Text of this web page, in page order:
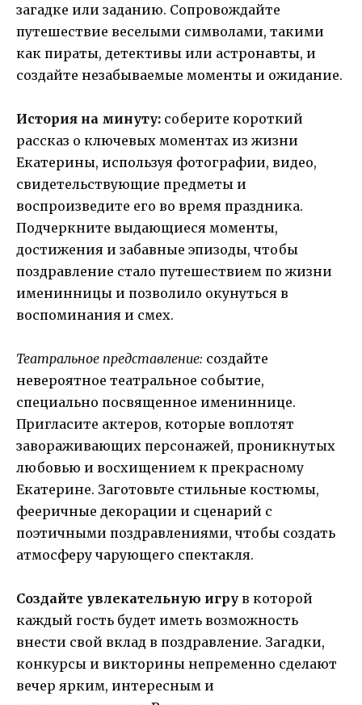
загадке или заданию. Сопровождайте
путешествие веселыми символами, такими
как пираты, детективы или астронавты, и
создайте незабываемые моменты и ожидание.
История на минуту: соберите короткий
рассказ о ключевых моментах из жизни
Екатерины, используя фотографии, видео,
свидетельствующие предметы и
воспроизведите его во время праздника.
Подчеркните выдающиеся моменты,
достижения и забавные эпизоды, чтобы
поздравление стало путешествием по жизни
именинницы и позволило окунуться в
воспоминания и смех.
Театральное представление: создайте
невероятное театральное событие,
специально посвященное имениннице.
Пригласите актеров, которые воплотят
завораживающих персонажей, проникнутых
любовью и восхищением к прекрасному
Екатерине. Заготовьте стильные костюмы,
фееричные декорации и сценарий с
поэтичными поздравлениями, чтобы создать
атмосферу чарующего спектакля.
Создайте увлекательную игру в которой
каждый гость будет иметь возможность
внести свой вклад в поздравление. Загадки,
конкурсы и викторины непременно сделают
вечер ярким, интересным и